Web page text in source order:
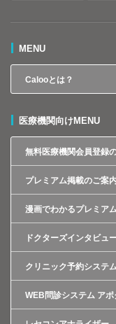
MENU
Calooとは？
医療機関向けMENU
無料医療機関会員登録
プレミアム掲載のご案
漫画でわかるプレミア
ドクターズインタビュ
クリニック予約システ
WEB問診システム アポ